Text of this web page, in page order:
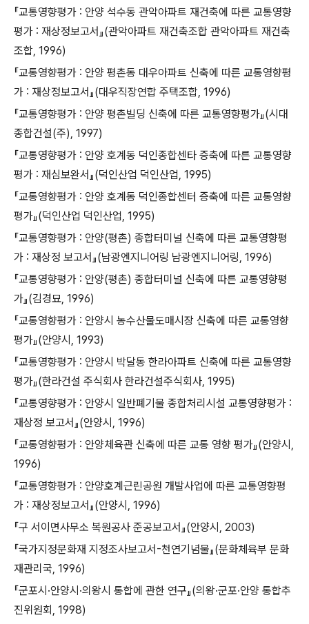
『교통영향평가 : 안양 석수동 관악아파트 재건축에 따른 교통영향
평가 : 재상정보고서』(관악아파트 재건축조합 관악아파트 재건축
조합, 1996)
『교통영향평가 : 안양 평촌동 대우아파트 신축에 따른 교통영향평
가 : 재상정보고서』(대우직장연합 주택조합, 1996)
『교통영향평가 : 안양 평촌빌딩 신축에 따른 교통영향평가』(시대
종합건설(주), 1997)
『교통영향평가 : 안양 호계동 덕인종합센타 증축에 따른 교통영향
평가 : 재심보완서』(덕인산업 덕인산업, 1995)
『교통영향평가 : 안양 호계동 덕인종합센터 증축에 따른 교통영향
평가』(덕인산업 덕인산업, 1995)
『교통영향평가 : 안양(평촌) 종합터미널 신축에 따른 교통영향평
가 : 재상정 보고서』(남광엔지니어링 남광엔지니어링, 1996)
『교통영향평가 : 안양(평촌) 종합터미널 신축에 따른 교통영향평
가』(김경묘, 1996)
『교통영향평가 : 안양시 농수산물도매시장 신축에 따른 교통영향
평가』(안양시, 1993)
『교통영향평가 : 안양시 박달동 한라아파트 신축에 따른 교통영향
평가』(한라건설 주식회사 한라건설주식회사, 1995)
『교통영향평가 : 안양시 일반폐기물 종합처리시설 교통영향평가 :
재상정 보고서』(안양시, 1996)
『교통영향평가 : 안양체육관 신축에 따른 교통 영향 평가』(안양시,
1996)
『교통영향평가 : 안양호계근린공원 개발사업에 따른 교통영향평
가 : 재상정보고서』(안양시, 1996)
『구 서이면사무소 복원공사 준공보고서』(안양시, 2003)
『국가지정문화재 지정조사보고서-천연기념물』(문화체육부 문화
재관리국, 1996)
『군포시·안양시·의왕시 통합에 관한 연구』(의왕·군포·안양 통합추
진위원회, 1998)